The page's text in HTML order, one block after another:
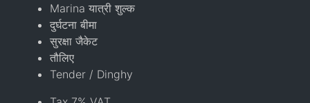
Marina यात्री शुल्क
दुर्घटना बीमा
सुरक्षा जैकेट
तौलिए
Tender / Dinghy